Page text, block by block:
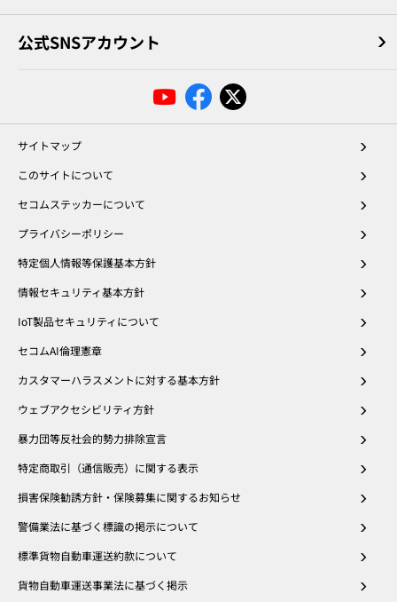
公式SNSアカウント
サイトマップ
このサイトについて
セコムステッカーについて
プライバシーポリシー
特定個人情報等保護基本方針
情報セキュリティ基本方針
IoT製品セキュリティについて
セコムAI倫理憲章
カスタマーハラスメントに対する基本方針
ウェブアクセシビリティ方針
暴力団等反社会的勢力排除宣言
特定商取引（通信販売）に関する表示
損害保険勧誘方針・保険募集に関するお知らせ
警備業法に基づく標識の掲示について
標準貨物自動車運送約款について
貨物自動車運送事業法に基づく掲示